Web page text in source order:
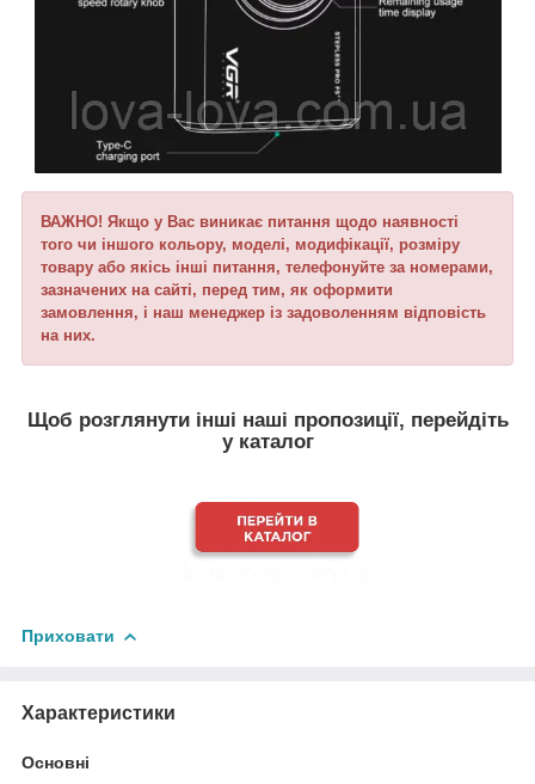
ВАЖНО! Якщо у Вас виникає питання щодо наявності
того чи іншого кольору, моделі, модифікації, розміру
товару або якісь інші питання, телефонуйте за номерами,
зазначених на сайті, перед тим, як оформити
замовлення, і наш менеджер із задоволенням відповість
на них.
Щоб розглянути інші наші пропозиції, перейдіть
у каталог
Приховати
Характеристики
Основні